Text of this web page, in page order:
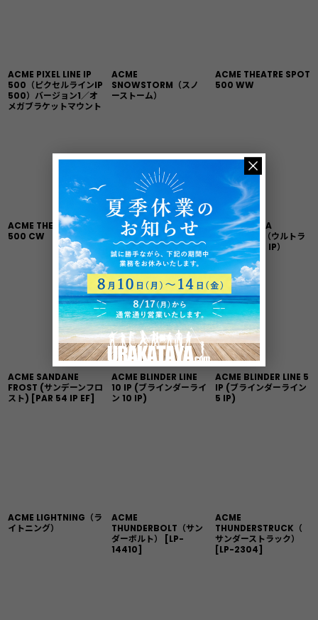
ACME PIXEL LINE IP
500（ピクセルラインIP
500）バージョン1／オ
メガブラケットマウント
ACME
SNOWSTORM（スノ
ーストーム）
ACME THEATRE SPOT
500 WW
ACME THEATRE SPOT
500 CW
ACME THEATRE SPOT
500 RGBWW（シアタ
ースポット 500
RGBWW）
ACME ULTRA
BLINDER IP（ウルトラ
ブラインダー IP）
[BL200IP]
ACME SANDANE
FROST (サンデーンフロ
スト) [PAR 54 IP EF]
ACME BLINDER LINE
10 IP (ブラインダーライ
ン 10 IP)
ACME BLINDER LINE 5
IP (ブラインダーライン
5 IP)
ACME LIGHTNING（ラ
イトニング）
ACME
THUNDERBOLT（サン
ダーボルト）
[LP-
14410]
ACME
THUNDERSTRUCK（
サンダーストラック）
[LP-2304]